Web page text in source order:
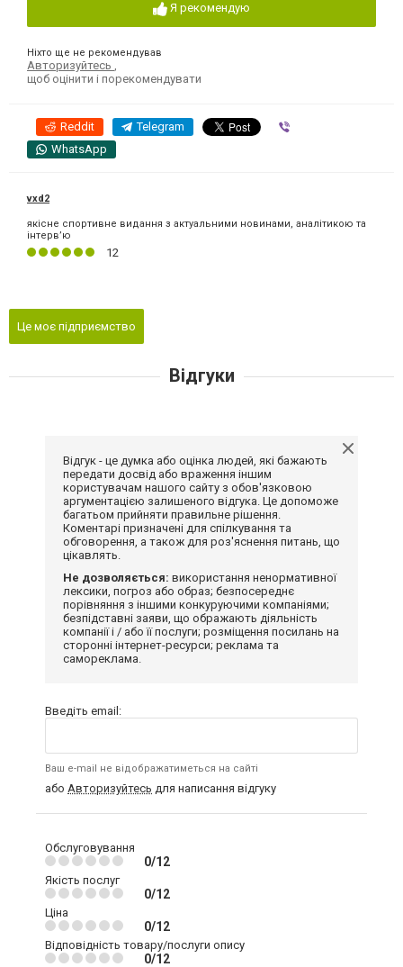
Я рекомендую
Ніхто ще не рекомендував
Авторизуйтесь ,
щоб оцінити і порекомендувати
Reddit Telegram
WhatsApp
vxd2
якісне спортивне видання з актуальними новинами, аналітикою та
інтерв’ю
12
Це моє підприємство
Відгуки
Відгук - це думка або оцінка людей, які бажають
передати досвід або враження іншим
користувачам нашого сайту з обов'язковою
аргументацією залишеного відгука. Це допоможе
багатьом прийняти правильне рішення.
Коментарі призначені для спілкування та
обговорення, а також для роз'яснення питань, що
цікавлять.
Не дозволяється: використання ненормативної
лексики, погроз або образ; безпосереднє
порівняння з іншими конкуруючими компаніями;
безпідставні заяви, що ображають діяльність
компанії і / або її послуги; розміщення посилань на
сторонні інтернет-ресурси; реклама та
самореклама.
Введіть email:
Ваш e-mail не відображатиметься на сайті
або Авторизуйтесь для написання відгуку
Обслуговування
0/12
Якість послуг
0/12
Ціна
0/12
Відповідність товару/послуги опису
0/12